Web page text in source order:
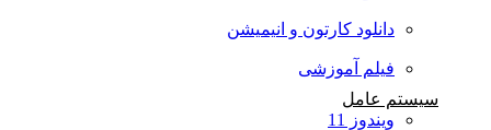
دانلود کارتون و انیمیشن
فیلم آموزشی
سیستم عامل
ویندوز 11